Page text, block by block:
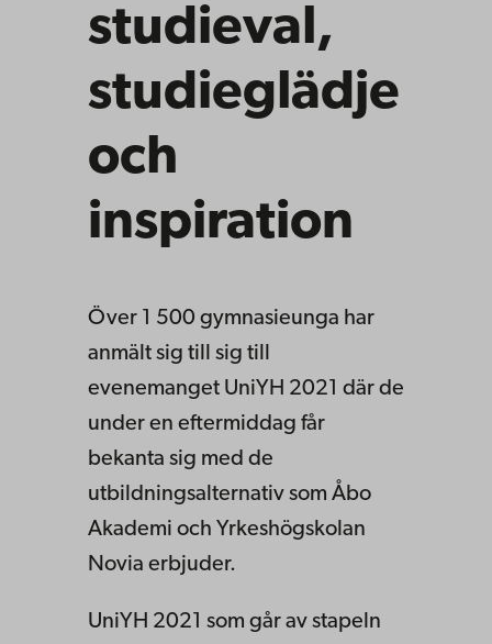
studieval,
studieglädje
och
inspiration
Över 1 500 gymnasieunga har
anmält sig till sig till
evenemanget UniYH 2021 där de
under en eftermiddag får
bekanta sig med de
utbildningsalternativ som Åbo
Akademi och Yrkeshögskolan
Novia erbjuder.
UniYH 2021 som går av stapeln